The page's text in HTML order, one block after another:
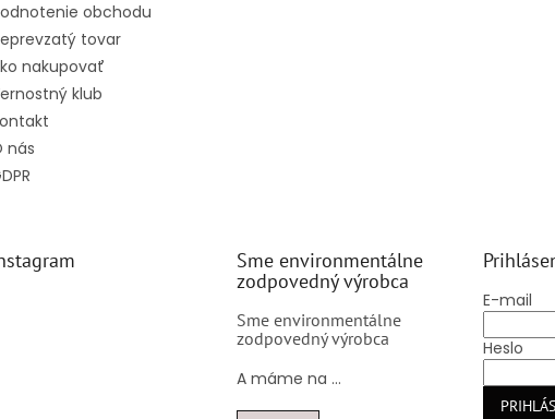
obchodu
tovar
nakupovať
klub
nás
Sme environmentálne
zodpovedný výrobca
Sme environmentálne
zodpovedný výrobca
A máme na ...
E-mail
Heslo